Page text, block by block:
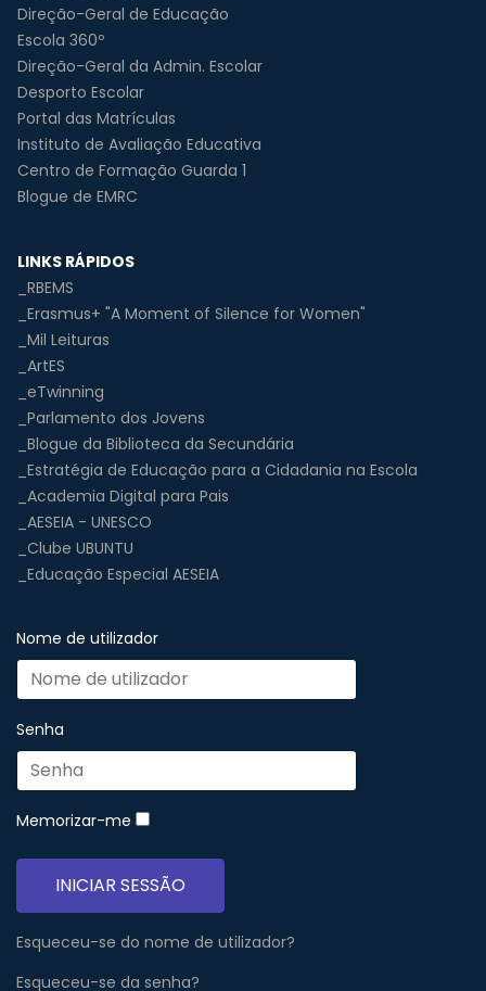
Direção-Geral de Educação
Escola 360º
Direção-Geral da Admin. Escolar
Desporto Escolar
Portal das Matrículas
Instituto de Avaliação Educativa
Centro de Formação Guarda 1
Blogue de EMRC
LINKS RÁPIDOS
_RBEMS
_Erasmus+ "A Moment of Silence for Women"
_Mil Leituras
_ArtES
_eTwinning
_Parlamento dos Jovens
_Blogue da Biblioteca da Secundária
_Estratégia de Educação para a Cidadania na Escola
_Academia Digital para Pais
_AESEIA - UNESCO
_Clube UBUNTU
_Educação Especial AESEIA
Nome de utilizador
Senha
Memorizar-me
INICIAR SESSÃO
Esqueceu-se do nome de utilizador?
Esqueceu-se da senha?